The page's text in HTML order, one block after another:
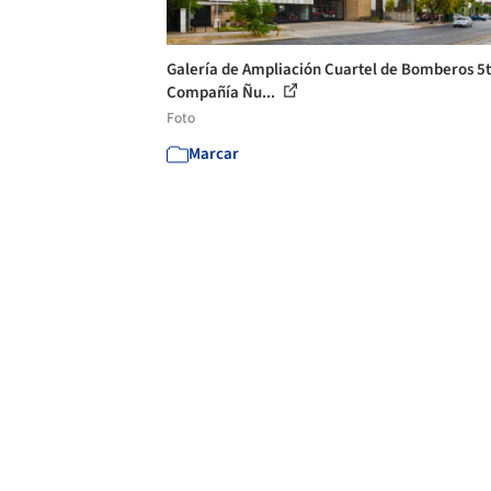
Galería de Ampliación Cuartel de Bomberos
Compañía Ñu...
Foto
Marcar